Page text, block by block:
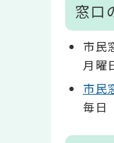
窓口
市民
月曜
市民
毎日